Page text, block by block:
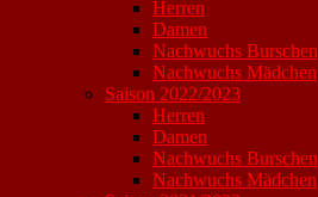
Herren
Damen
Nachwuchs Burschen
Nachwuchs Mädchen
Saison 2022/2023
Herren
Damen
Nachwuchs Burschen
Nachwuchs Mädchen